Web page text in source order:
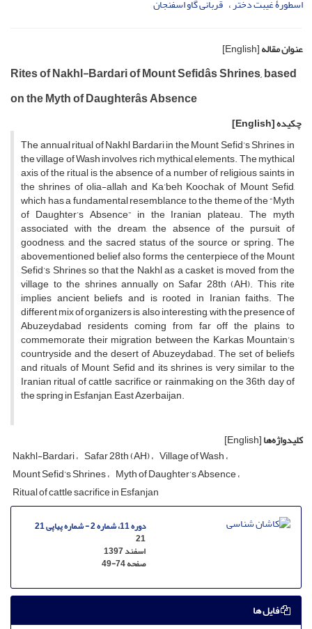
اسطورۀ غیبت دختر قربانی گاو اسفنجان
عنوان مقاله[English]
Rites of Nakhl-Bardari of Mount Sefidâs Shrines, based
on the Myth of Daughterâs Absence
چکیده[English]
The annual ritual of Nakhl Bardari in the Mount Sefid’s Shrines in
the village of Wash involves rich mythical elements. The mythical
axis of the ritual is the absence of a number of religious saints in
the shrines of olia-allah and Ka’beh Koochak of Mount Sefid,
which has a fundamental resemblance to the theme of the “Myth
of Daughter’s Absence” in the Iranian plateau. The myth
associated with the dream, the absence of the pursuit of
goodness, and the sacred status of the source or spring. The
abovementioned belief also forms the centerpiece of the Mount
Sefid’s Shrines so that the Nakhl as a casket is moved from the
village to the shrines annually on Safar 28th (AH). This rite
implies ancient beliefs and is rooted in Iranian faiths. The
different mix of organizers is also interesting, with the presence of
Abuzeydabad residents coming from far off the plains to
commemorate their migration between the Karkas Mountain’s
countryside and the desert of Abuzeydabad. The set of beliefs
and rituals of Mount Sefid and its shrines is very similar to the
Iranian ritual of cattle sacrifice or rainmaking on the 36th day of
the spring in Esfanjan, East Azerbaijan.
کلیدواژه‌ها[English]
Nakhl-Bardari Safar 28th (AH) Village of Wash
Mount Sefid’s Shrines Myth of Daughter’s Absence
Ritual of cattle sacrifice in Esfanjan
دوره 11، شماره 2 - شماره پیاپی 21
21
اسفند 1397
صفحه49-74
فایل ها